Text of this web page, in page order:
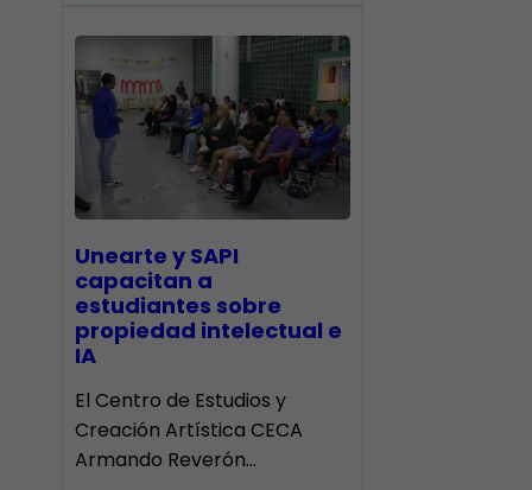
Unearte y SAPI
capacitan a
estudiantes sobre
propiedad intelectual e
IA
El Centro de Estudios y
Creación Artística CECA
Armando Reverón…